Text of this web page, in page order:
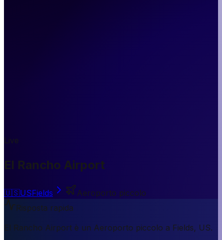
Live
El Rancho Airport
🇺🇸USFields
Aeroporto piccolo
Risposta rapida
El Rancho Airport è un Aeroporto piccolo a Fields, US.